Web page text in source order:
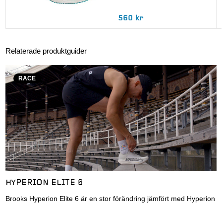
560 kr
Relaterade produktguider
RACE
HYPERION ELITE 6
Brooks Hyperion Elite 6 är en stor förändring jämfört med Hyperion